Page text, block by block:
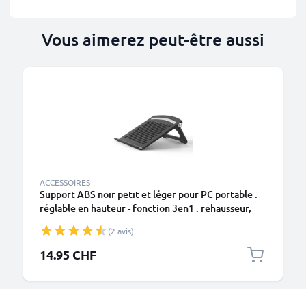
Vous aimerez peut-être aussi
ACCESSOIRES
Support ABS noir petit et léger pour PC portable :
réglable en hauteur - fonction 3en1 : rehausseur,
(2 avis)
14.95 CHF